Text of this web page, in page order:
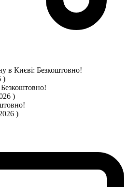
в Києві: Безкоштовно!
)
Безкоштовно!
)
)